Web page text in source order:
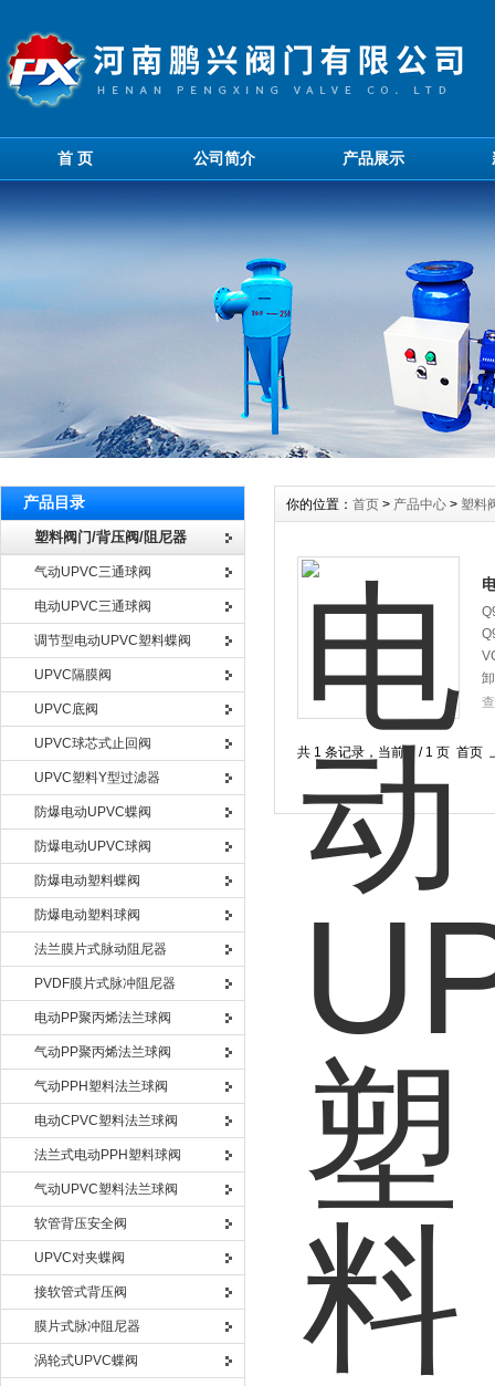
首 页 公司简介 产品展示
产品目录
塑料阀门/背压阀/阻尼器
气动UPVC三通球阀
电动UPVC三通球阀
调节型电动UPVC塑料蝶阀
UPVC隔膜阀
UPVC底阀
UPVC球芯式止回阀
UPVC塑料Y型过滤器
防爆电动UPVC蝶阀
防爆电动UPVC球阀
防爆电动塑料蝶阀
防爆电动塑料球阀
法兰膜片式脉动阻尼器
PVDF膜片式脉冲阻尼器
电动PP聚丙烯法兰球阀
气动PP聚丙烯法兰球阀
气动PPH塑料法兰球阀
电动CPVC塑料法兰球阀
法兰式电动PPH塑料球阀
气动UPVC塑料法兰球阀
软管背压安全阀
UPVC对夹蝶阀
接软管式背压阀
膜片式脉冲阻尼器
涡轮式UPVC蝶阀
你的位置： 首页 > 产品中心 > 塑料
共 1 条记录，当前 1 / 1 页 首页